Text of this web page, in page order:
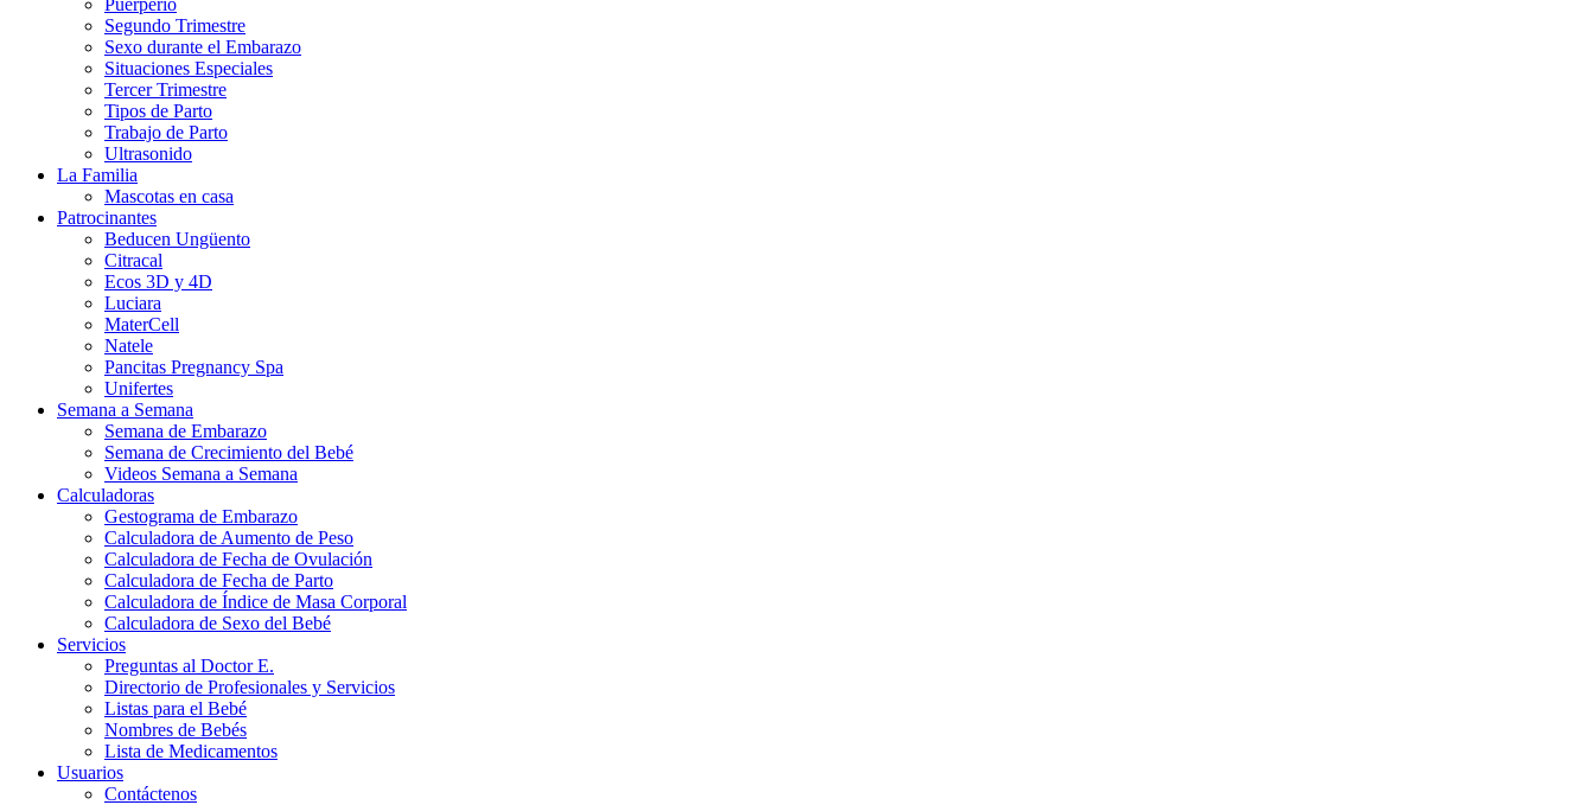
Puerperio
Segundo Trimestre
Sexo durante el Embarazo
Situaciones Especiales
Tercer Trimestre
Tipos de Parto
Trabajo de Parto
Ultrasonido
La Familia
Mascotas en casa
Patrocinantes
Beducen Ungüento
Citracal
Ecos 3D y 4D
Luciara
MaterCell
Natele
Pancitas Pregnancy Spa
Unifertes
Semana a Semana
Semana de Embarazo
Semana de Crecimiento del Bebé
Videos Semana a Semana
Calculadoras
Gestograma de Embarazo
Calculadora de Aumento de Peso
Calculadora de Fecha de Ovulación
Calculadora de Fecha de Parto
Calculadora de Índice de Masa Corporal
Calculadora de Sexo del Bebé
Servicios
Preguntas al Doctor E.
Directorio de Profesionales y Servicios
Listas para el Bebé
Nombres de Bebés
Lista de Medicamentos
Usuarios
Contáctenos